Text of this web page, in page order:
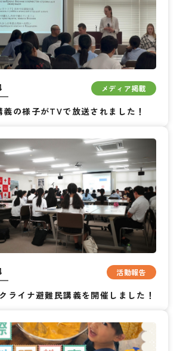
メディア掲載
の様子がTVで放送されました！
活動報告
ライナ避難民講義を開催しました！